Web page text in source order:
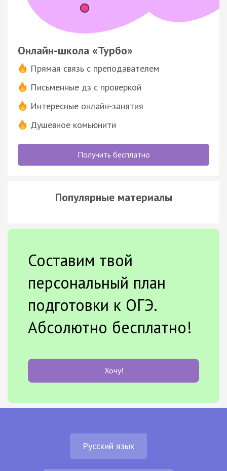
Онлайн-школа «Турбо»
Прямая связь с преподавателем
Письменные дз с проверкой
Интересные онлайн-занятия
Душевное комьюнити
Получить бесплатно
Популярные материалы
Составим твой
персональный план
подготовки к ОГЭ.
Абсолютно бесплатно!
Хочу!
Русский язык